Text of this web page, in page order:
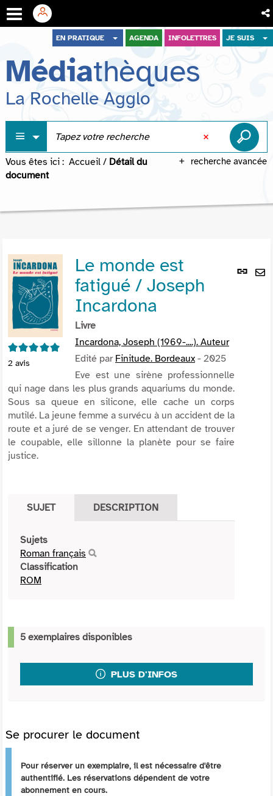
menu
contenu
recherche
EN PRATIQUE AGENDA INFOLETTRES JE SUIS
Médiathèques
La Rochelle Agglo
recherche avancée
Vous êtes ici : Accueil / Détail du
document
Lien
5/5
2 avis
Le monde est
fatigué / Joseph
Incardona
Livre
Incardona, Joseph (1969-....). Auteur
Edité par Finitude. Bordeaux- 2025
Eve est une sirène professionnelle
qui nage dans les plus grands aquariums du monde.
Sous sa queue en silicone, elle cache un corps
mutilé. La jeune femme a survécu à un accident de la
route et a juré de se venger. En attendant de trouver
le coupable, elle sillonne la planète pour se faire
justice.
SUJET DESCRIPTION
Sujets
Roman français
Classification
ROM
5 exemplaires disponibles
PLUS D'INFOS
Se procurer le document
Pour réserver un exemplaire, il est nécessaire d'être
authentifié. Les réservations dépendent de votre
abonnement en cours.